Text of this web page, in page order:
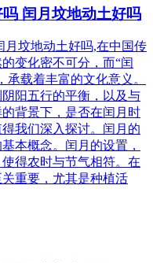
闰月坟地动土好吗
月坟地动土好吗,在中国传
变化密不可分，而“闰
承载着丰富的文化意义。
阳五行的平衡，以及与
背景下，是否在闰月时
我们深入探讨。闰月的
本概念。闰月的设置，
得农时与节气相符。在
重要，尤其是种植活